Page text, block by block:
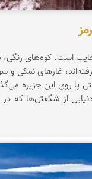
است. کوه‌های
غارهای نمکی و
پا روی این جزیره
از شگفتی‌ها که